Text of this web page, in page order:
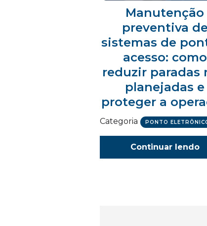
Manutenção
preventiva de
sistemas de
acesso: como
reduzir paradas
planejadas e
proteger a
Categoria PONTO
Continuar lendo